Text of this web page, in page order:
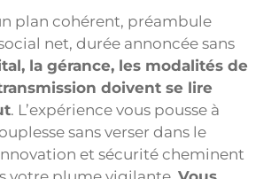
plan cohérent, préambule
net, durée annoncée sans
la gérance, les modalités de
doivent se lire
. L’expérience vous pousse à
sans verser dans le
et sécurité cheminent